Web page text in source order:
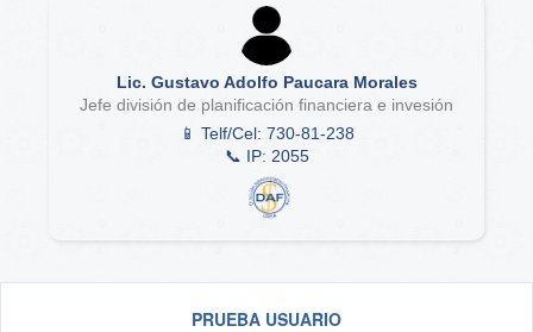
Lic. Gustavo Adolfo Paucara Morales
Jefe división de planificación financiera e invesión
📱 Telf/Cel: 730-81-238
📞 IP: 2055
PRUEBA USUARIO